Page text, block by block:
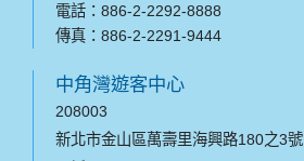
電話：886-2-2292-8888
傳真：886-2-2291-9444
中角灣遊客中心
208003
新北市金山區萬壽里海興路180之3號